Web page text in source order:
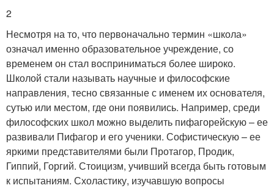
2
Несмотря на то, что первоначально термин «школа»
означал именно образовательное учреждение, со
временем он стал восприниматься более широко.
Школой стали называть научные и философские
направления, тесно связанные с именем их основателя,
сутью или местом, где они появились. Например, среди
философских школ можно выделить пифагорейскую – ее
развивали Пифагор и его ученики. Софистическую – ее
яркими представителями были Протагор, Продик,
Гиппий, Горгий. Стоицизм, учивший всегда быть готовым
к испытаниям. Схоластику, изучавшую вопросы